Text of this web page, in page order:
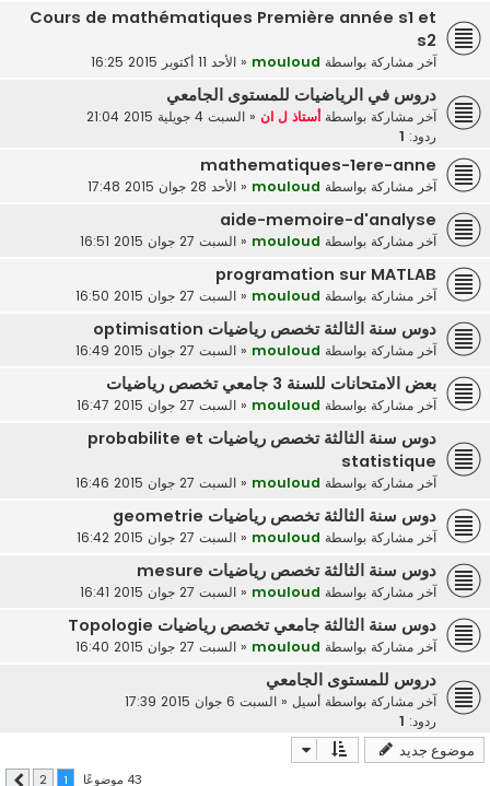
Cours de mathématiques Première année s1 et
s2
آخر مشاركة بواسطة mouloud
« الأحد 11 أكتوبر 2015 16:25
دروس في الرياضيات للمستوى الجامعي
آخر مشاركة بواسطة أستاذ ل ان« السبت 4 جويلية 2015 21:04
ردود:
mathematiques-1ere-anne
آخر مشاركة بواسطة mouloud
« الأحد 28 جوان 2015 17:48
aide-memoire-d'analyse
آخر مشاركة بواسطة mouloud
« السبت 27 جوان 2015 16:51
programation sur MATLAB
آخر مشاركة بواسطة mouloud
« السبت 27 جوان 2015 16:50
دوس سنة الثالثة تخصص رياضيات optimisation
آخر مشاركة بواسطة mouloud
« السبت 27 جوان 2015 16:49
بعض الامتحانات للسنة 3 جامعي تخصص رياضيات
آخر مشاركة بواسطة mouloud
« السبت 27 جوان 2015 16:47
دوس سنة الثالثة تخصص رياضيات probabilite et
statistique
آخر مشاركة بواسطة mouloud
« السبت 27 جوان 2015 16:46
دوس سنة الثالثة تخصص رياضيات geometrie
آخر مشاركة بواسطة mouloud
« السبت 27 جوان 2015 16:42
دوس سنة الثالثة تخصص رياضيات mesure
آخر مشاركة بواسطة mouloud
« السبت 27 جوان 2015 16:41
دوس سنة الثالثة جامعي تخصص رياضيات Topologie
آخر مشاركة بواسطة mouloud
« السبت 27 جوان 2015 16:40
دروس للمستوى الجامعي
آخر مشاركة بواسطة أسيل « السبت 6 جوان 2015 17:39
ردود:
موضوع جديد
43 موضوعًا 2 التالي